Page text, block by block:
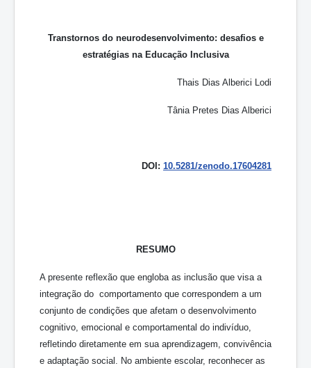
Transtornos do neurodesenvolvimento: desafios e
estratégias na Educação Inclusiva
Thais Dias Alberici Lodi
Tânia Pretes Dias Alberici
DOI: 10.5281/zenodo.17604281
RESUMO
A presente reflexão que engloba as inclusão que visa a
integração do comportamento que correspondem a um
conjunto de condições que afetam o desenvolvimento
cognitivo, emocional e comportamental do indivíduo,
refletindo diretamente em sua aprendizagem, convivência
e adaptação social. No ambiente escolar, reconhecer as